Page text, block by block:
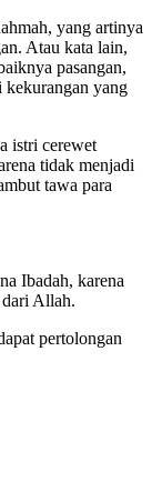
yang artinya
Atau kata lain,
pasangan,
kekurangan yang
istri cerewet
tidak menjadi
tawa para
Ibadah, karena
dari Allah.
pertolongan